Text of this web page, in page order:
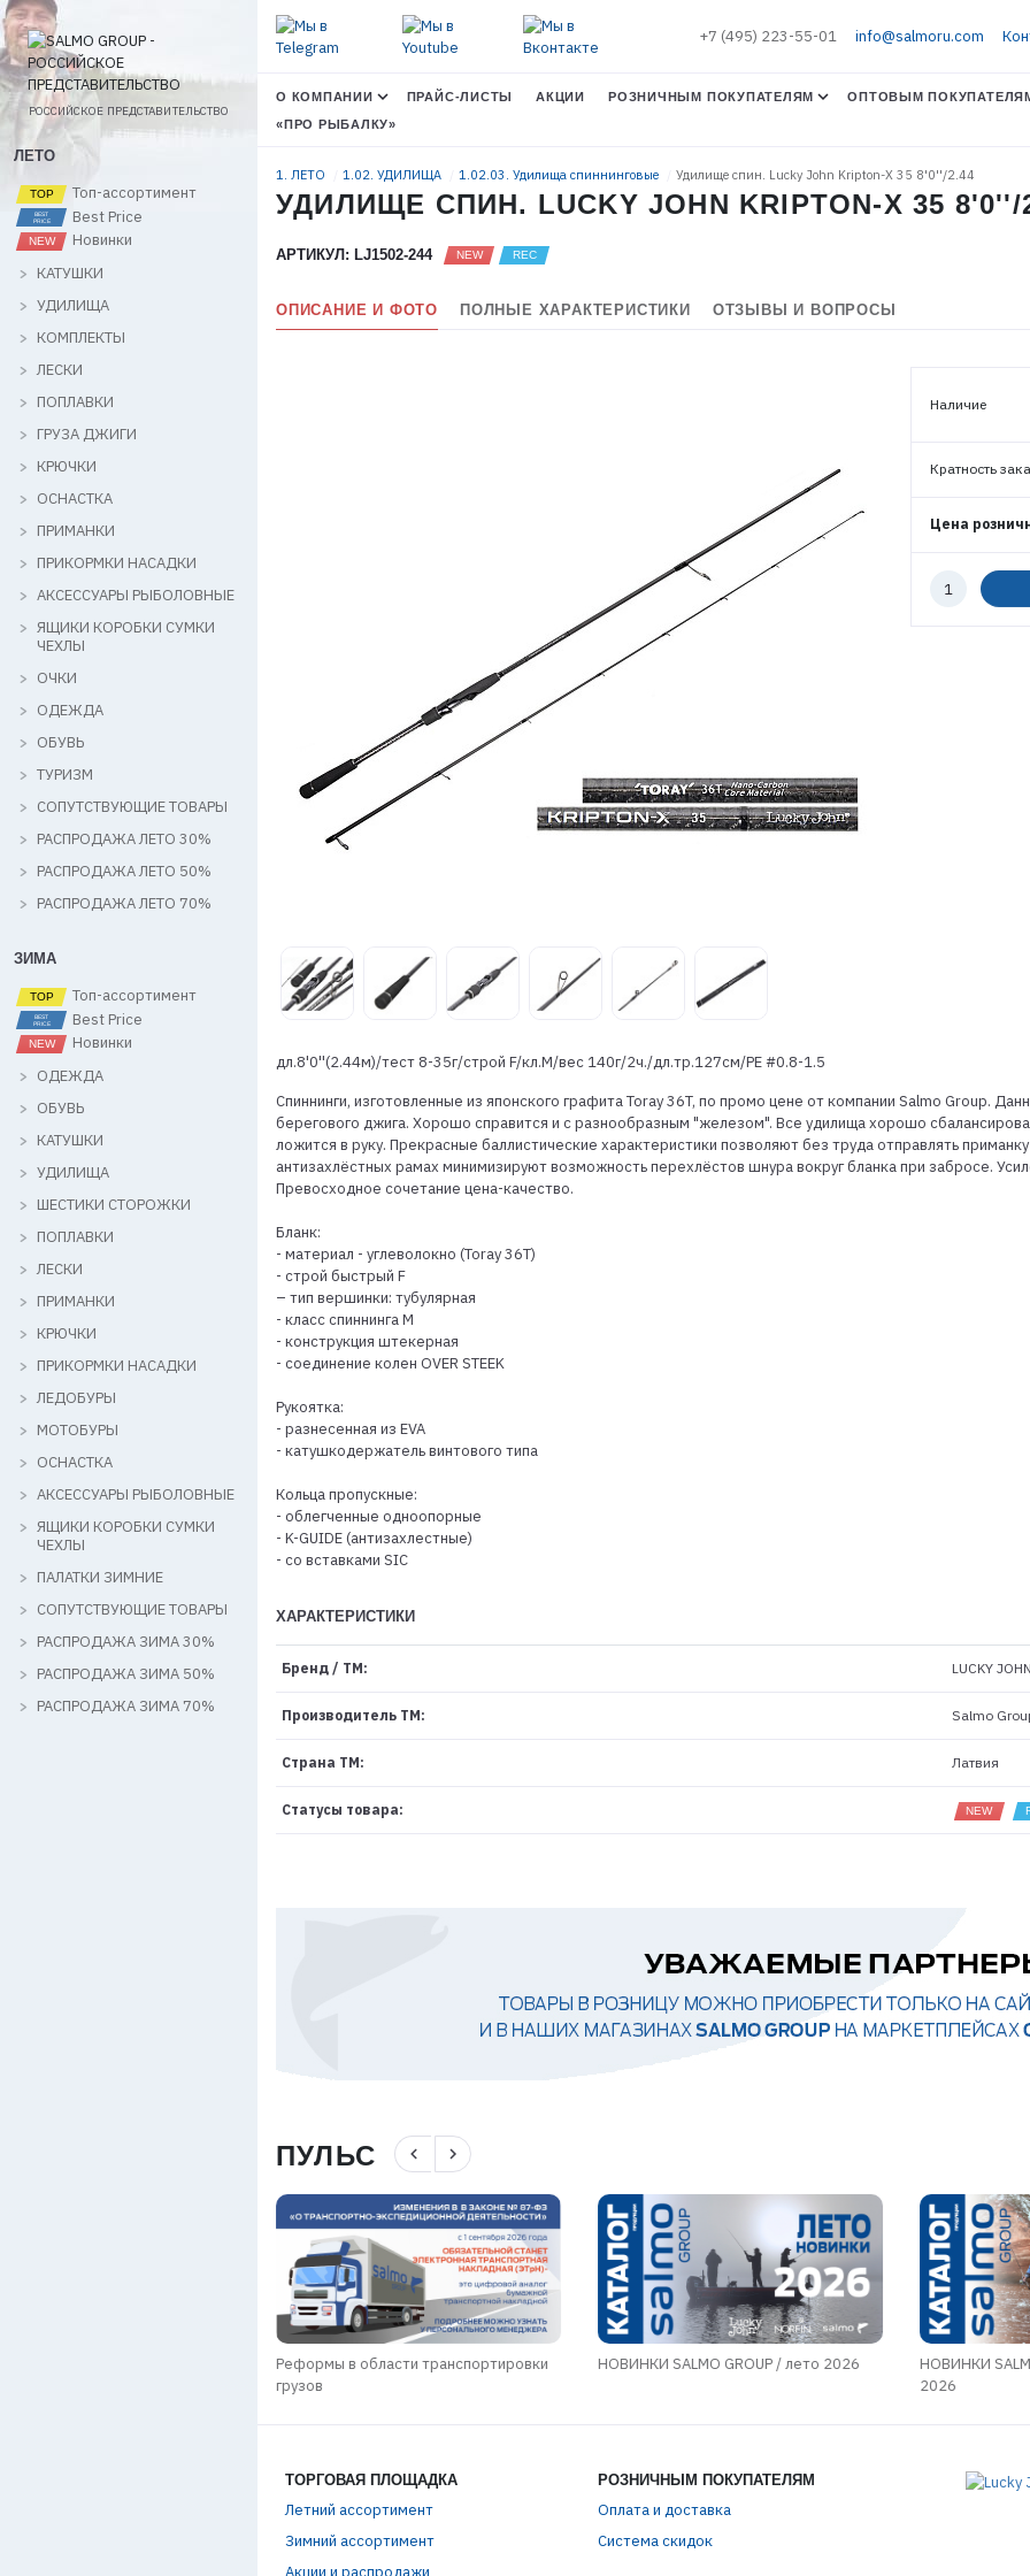
ЭЛЕКТРОННАЯ ПОЧТА (ЛОГИН)
ВОЙТИ
РОССИЙСКОЕ ПРЕДСТАВИТЕЛЬСТВО
ЛЕТО
Топ-ассортимент
Best Price
Новинки
КАТУШКИ
УДИЛИЩА
КОМПЛЕКТЫ
ЛЕСКИ
ПОПЛАВКИ
ГРУЗА ДЖИГИ
КРЮЧКИ
ОСНАСТКА
ПРИМАНКИ
ПРИКОРМКИ НАСАДКИ
АКСЕССУАРЫ РЫБОЛОВНЫЕ
ЯЩИКИ КОРОБКИ СУМКИ
ЧЕХЛЫ
ОЧКИ
ОДЕЖДА
ОБУВЬ
ТУРИЗМ
СОПУТСТВУЮЩИЕ ТОВАРЫ
РАСПРОДАЖА ЛЕТО 30%
РАСПРОДАЖА ЛЕТО 50%
РАСПРОДАЖА ЛЕТО 70%
ЗИМА
Топ-ассортимент
Best Price
Новинки
ОДЕЖДА
ОБУВЬ
КАТУШКИ
УДИЛИЩА
ШЕСТИКИ СТОРОЖКИ
ПОПЛАВКИ
ЛЕСКИ
ПРИМАНКИ
КРЮЧКИ
ПРИКОРМКИ НАСАДКИ
ЛЕДОБУРЫ
МОТОБУРЫ
ОСНАСТКА
АКСЕССУАРЫ РЫБОЛОВНЫЕ
ЯЩИКИ КОРОБКИ СУМКИ
ЧЕХЛЫ
ПАЛАТКИ ЗИМНИЕ
СОПУТСТВУЮЩИЕ ТОВАРЫ
РАСПРОДАЖА ЗИМА 30%
РАСПРОДАЖА ЗИМА 50%
РАСПРОДАЖА ЗИМА 70%
+7 (495) 223-55-01 info@salmoru.com
О КОМПАНИИ ПРАЙС-ЛИСТЫ АКЦИИ РОЗНИЧНЫМ ПОКУПАТЕЛЯМ ОПТОВЫМ
«ПРО РЫБАЛКУ»
1. ЛЕТО 1.02. УДИЛИЩА 1.02.03. Удилища спиннинговые Удилище спин. Lucky John Kripton-X 35 8'0''/2.44
УДИЛИЩЕ СПИН. LUCKY JOHN KRIPTON-X 35 8'0''/
АРТИКУЛ: LJ1502-244
ОПИСАНИЕ И ФОТО ПОЛНЫЕ ХАРАКТЕРИСТИКИ ОТЗЫВЫ И ВОПРОСЫ
Наличие
Кратность
Цена
Количество
дл.8'0''(2.44м)/тест 8-35г/строй F/кл.M/вес 140г/2ч./дл.тр.127см/PE #0.8-1.5
Спиннинги, изготовленные из японского графита Toray 36T, по промо цене от компании Salmo Group.
берегового джига. Хорошо справится и с разнообразным "железом". Все удилища хорошо
ложится в руку. Прекрасные баллистические характеристики позволяют без труда отправлять
антизахлёстных рамах минимизируют возможность перехлёстов шнура вокруг бланка при забросе.
Превосходное сочетание цена-качество.
Бланк:
- материал - углеволокно (Toray 36Т)
- строй быстрый F
– тип вершинки: тубулярная
- класс спиннинга M
- конструкция штекерная
- соединение колен OVER STEEK
Рукоятка:
- разнесенная из EVA
- катушкодержатель винтового типа
Кольца пропускные:
- облегченные одноопорные
- K-GUIDE (антизахлестные)
- со вставками SIC
ХАРАКТЕРИСТИКИ
Бренд / ТМ: LUCKY JOHN
Производитель ТМ: Salmo
Страна ТМ: Латвия
Статусы товара:
ПУЛЬС navigate_before navigate_next
Реформы в области транспортировки
грузов
НОВИНКИ SALMO GROUP / лето 2026
НОВИНКИ
2026
ТОРГОВАЯ ПЛОЩАДКА
Летний ассортимент
Зимний ассортимент
Акции и распродажи
РОЗНИЧНЫМ ПОКУПАТЕЛЯМ
Оплата и доставка
Система скидок